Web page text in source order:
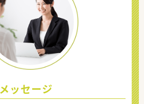
メッセージ